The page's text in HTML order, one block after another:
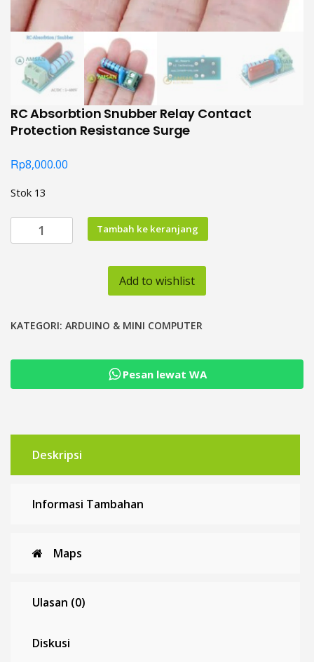
RC Absorbtion Snubber Relay Contact
Protection Resistance Surge
Rp8,000.00
Stok 13
Kuantitas
RC
Protection
Surge
Tambah ke keranjang
Add to wishlist
KATEGORI: ARDUINO & MINI COMPUTER
Pesan lewat WA
Deskripsi
Informasi Tambahan
Maps
Ulasan (0)
Diskusi